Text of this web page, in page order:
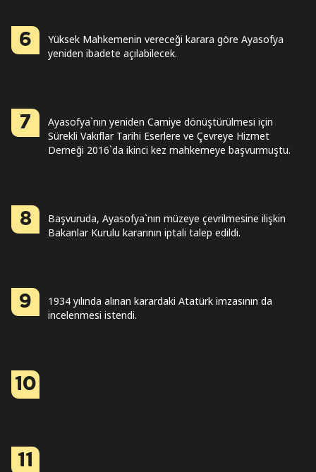
6
Yüksek Mahkemenin vereceği karara göre Ayasofya
yeniden ibadete açılabilecek.
7
Ayasofya`nın yeniden Camiye dönüştürülmesi için
Sürekli Vakıflar Tarihi Eserlere ve Çevreye Hizmet
Derneği 2016`da ikinci kez mahkemeye başvurmuştu.
8
Başvuruda, Ayasofya`nın müzeye çevrilmesine ilişkin
Bakanlar Kurulu kararının iptali talep edildi.
9
1934 yılında alınan karardaki Atatürk imzasının da
incelenmesi istendi.
10
11